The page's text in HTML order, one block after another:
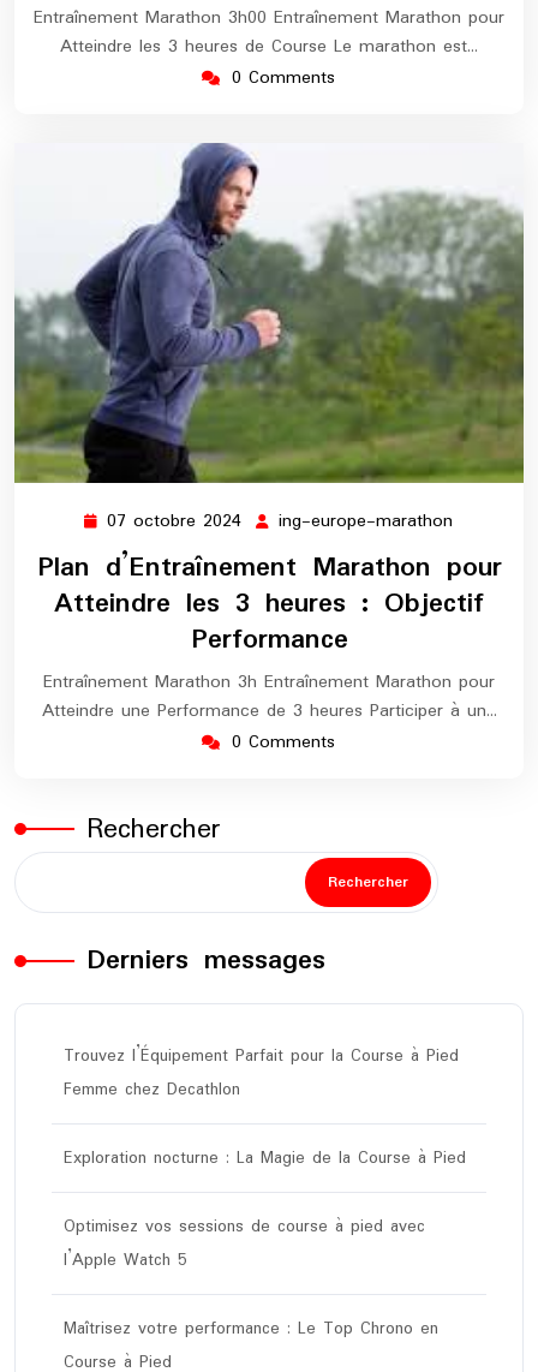
Entraînement Marathon 3h00 Entraînement Marathon pour
Atteindre les 3 heures de Course Le marathon est…
0 Comments
07 octobre 2024 07
2024
ing-europe-marathon
marathon
Plan d’Entraînement Marathon pour
Atteindre les 3 heures : Objectif
Performance
Entraînement Marathon 3h Entraînement Marathon pour
Atteindre une Performance de 3 heures Participer à un…
0 Comments
Rechercher
Rechercher
Derniers messages
Trouvez l’Équipement Parfait pour la Course à Pied
Femme chez Decathlon
Exploration nocturne : La Magie de la Course à Pied
Optimisez vos sessions de course à pied avec
l’Apple Watch 5
Maîtrisez votre performance : Le Top Chrono en
Course à Pied